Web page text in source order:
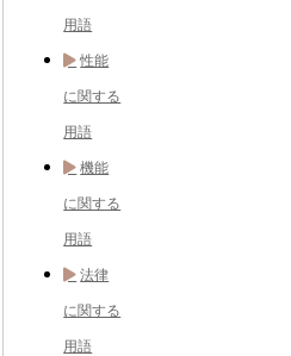
用語
性能
に関する
用語
機能
に関する
用語
法律
に関する
用語